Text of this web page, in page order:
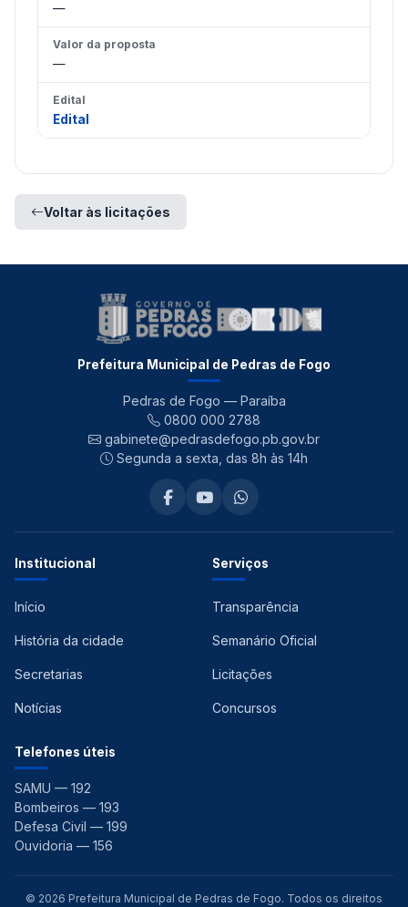
—
Valor da proposta
—
Edital
Edital
Voltar às licitações
Prefeitura Municipal de Pedras de Fogo
Pedras de Fogo — Paraíba
0800 000 2788
gabinete@pedrasdefogo.pb.gov.br
Segunda a sexta, das 8h às 14h
Institucional
Início
História da cidade
Secretarias
Notícias
Serviços
Transparência
Semanário Oficial
Licitações
Concursos
Telefones úteis
SAMU — 192
Bombeiros — 193
Defesa Civil — 199
Ouvidoria — 156
© 2026 Prefeitura Municipal de Pedras de Fogo. Todos os direitos